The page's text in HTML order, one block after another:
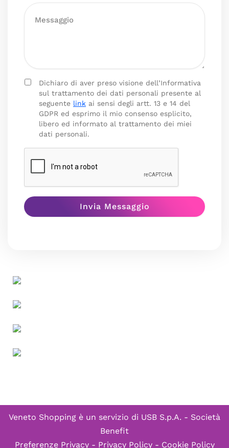
Dichiaro di aver preso visione dell’Informativa
sul trattamento dei dati personali presente al
seguente link ai sensi degli artt. 13 e 14 del
GDPR ed esprimo il mio consenso esplicito,
libero ed informato al trattamento dei miei
dati personali.
Veneto Shopping è un servizio di USB S.p.A. - Società
Benefit
Preferenze Privacy- Privacy Policy- Cookie Policy